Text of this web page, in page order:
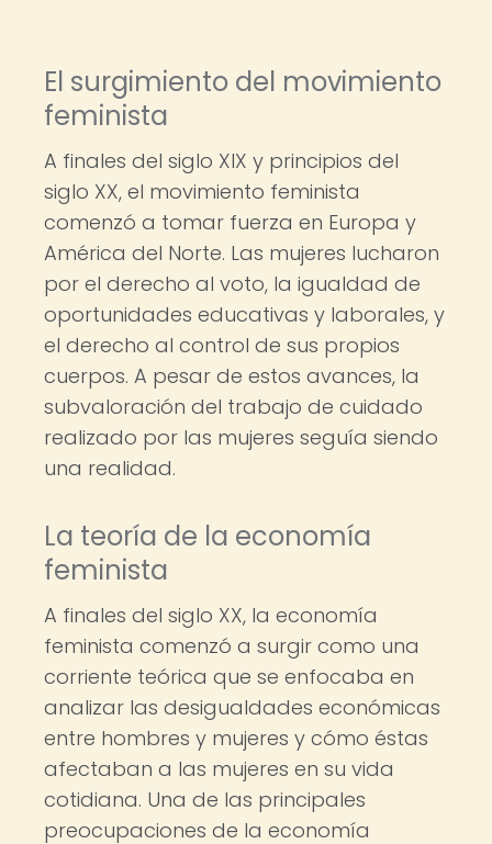
El surgimiento del movimiento
feminista
A finales del siglo XIX y principios del
siglo XX, el movimiento feminista
comenzó a tomar fuerza en Europa y
América del Norte. Las mujeres lucharon
por el derecho al voto, la igualdad de
oportunidades educativas y laborales, y
el derecho al control de sus propios
cuerpos. A pesar de estos avances, la
subvaloración del trabajo de cuidado
realizado por las mujeres seguía siendo
una realidad.
La teoría de la economía
feminista
A finales del siglo XX, la economía
feminista comenzó a surgir como una
corriente teórica que se enfocaba en
analizar las desigualdades económicas
entre hombres y mujeres y cómo éstas
afectaban a las mujeres en su vida
cotidiana. Una de las principales
preocupaciones de la economía